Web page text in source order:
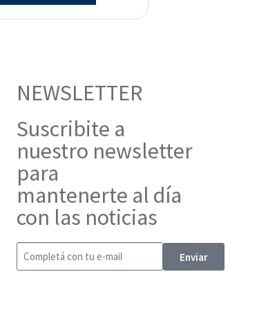
NEWSLETTER
Suscribite a
nuestro newsletter
para
mantenerte al día
con las noticias
Enviar